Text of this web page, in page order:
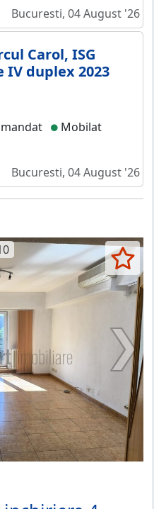
Bucuresti, 04 August '26
Carol, ISG
IV duplex 2023
Mobilat
Bucuresti, 04 August '26